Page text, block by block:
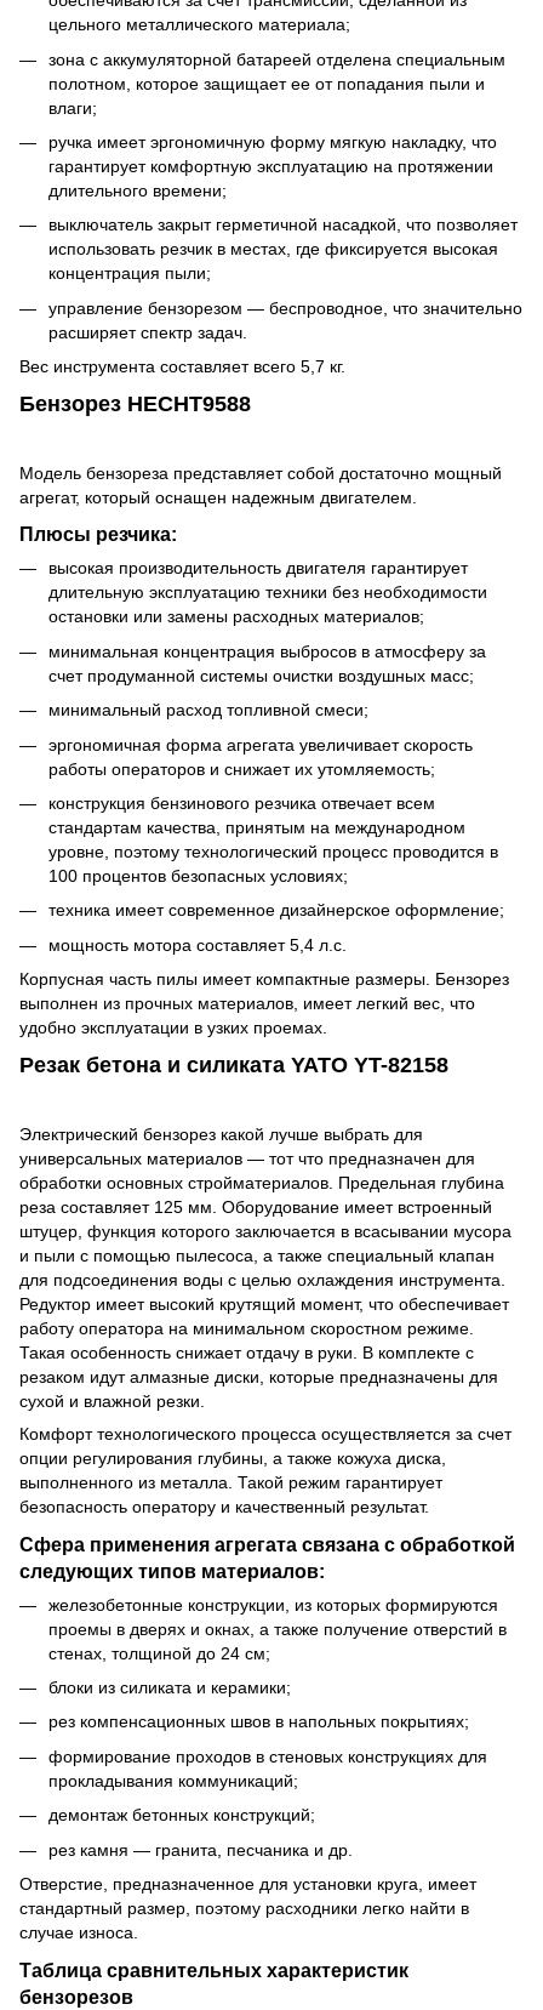
цельного металлического материала;
зона с аккумуляторной батареей отделена специальным
полотном, которое защищает ее от попадания пыли и
влаги;
ручка имеет эргономичную форму мягкую накладку, что
гарантирует комфортную эксплуатацию на протяжении
длительного времени;
выключатель закрыт герметичной насадкой, что позволяет
использовать резчик в местах, где фиксируется высокая
концентрация пыли;
управление бензорезом ― беспроводное, что значительно
расширяет спектр задач.
Вес инструмента составляет всего 5,7 кг.
Бензорез HECHT9588
Модель бензореза представляет собой достаточно мощный
агрегат, который оснащен надежным двигателем.
Плюсы резчика:
высокая производительность двигателя гарантирует
длительную эксплуатацию техники без необходимости
остановки или замены расходных материалов;
минимальная концентрация выбросов в атмосферу за
счет продуманной системы очистки воздушных масс;
минимальный расход топливной смеси;
эргономичная форма агрегата увеличивает скорость
работы операторов и снижает их утомляемость;
конструкция бензинового резчика отвечает всем
стандартам качества, принятым на международном
уровне, поэтому технологический процесс проводится в
100 процентов безопасных условиях;
техника имеет современное дизайнерское оформление;
мощность мотора составляет 5,4 л.с.
Корпусная часть пилы имеет компактные размеры. Бензорез
выполнен из прочных материалов, имеет легкий вес, что
удобно эксплуатации в узких проемах.
Резак бетона и силиката YATO YT-82158
Электрический бензорез какой лучше выбрать для
универсальных материалов — тот что предназначен для
обработки основных стройматериалов. Предельная глубина
реза составляет 125 мм. Оборудование имеет встроенный
штуцер, функция которого заключается в всасывании мусора
и пыли с помощью пылесоса, а также специальный клапан
для подсоединения воды с целью охлаждения инструмента.
Редуктор имеет высокий крутящий момент, что обеспечивает
работу оператора на минимальном скоростном режиме.
Такая особенность снижает отдачу в руки. В комплекте с
резаком идут алмазные диски, которые предназначены для
сухой и влажной резки.
Комфорт технологического процесса осуществляется за счет
опции регулирования глубины, а также кожуха диска,
выполненного из металла. Такой режим гарантирует
безопасность оператору и качественный результат.
Сфера применения агрегата связана с обработкой
следующих типов материалов:
железобетонные конструкции, из которых формируются
проемы в дверях и окнах, а также получение отверстий в
стенах, толщиной до 24 см;
блоки из силиката и керамики;
рез компенсационных швов в напольных покрытиях;
формирование проходов в стеновых конструкциях для
прокладывания коммуникаций;
демонтаж бетонных конструкций;
рез камня ― гранита, песчаника и др.
Отверстие, предназначенное для установки круга, имеет
стандартный размер, поэтому расходники легко найти в
случае износа.
Таблица сравнительных характеристик
бензорезов